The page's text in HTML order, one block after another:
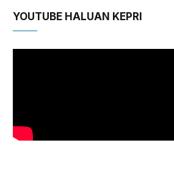
YOUTUBE HALUAN KEPRI